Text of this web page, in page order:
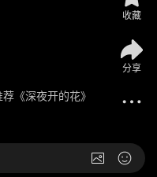
《深夜开的花》
收藏
分享